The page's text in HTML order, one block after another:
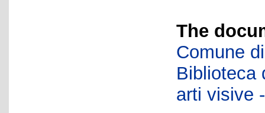
The
Comune
Biblioteca
arti visive